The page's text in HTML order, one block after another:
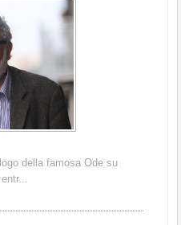
della famosa Ode su